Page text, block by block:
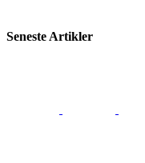
Seneste Artikler